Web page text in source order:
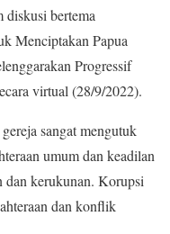
diskusi bertema
Menciptakan Papua
Progressif
virtual (28/9/2022).
sangat mengutuk
umum dan keadilan
dan kerukunan. Korupsi
dan konflik